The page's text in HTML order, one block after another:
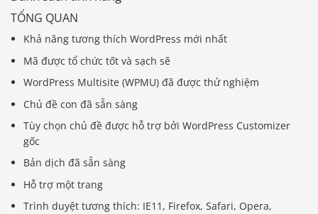
TỔNG QUAN
Khả năng tương thích WordPress mới nhất
Mã được tổ chức tốt và sạch sẽ
WordPress Multisite (WPMU) đã được thử nghiệm
Chủ đề con đã sẵn sàng
Tùy chọn chủ đề được hỗ trợ bởi WordPress Customizer
gốc
Bản dịch đã sẵn sàng
Hỗ trợ một trang
Trình duyệt tương thích: IE11, Firefox, Safari, Opera,